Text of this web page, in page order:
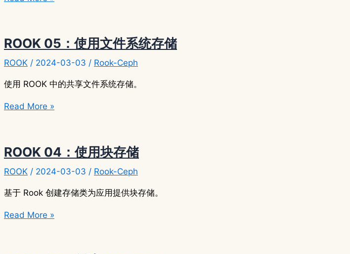
用
对
象
存
ROOK 05：使用文件系统存储
ROOK / 2024-03-03 / Rook-Ceph
使用 ROOK 中的共享文件系统存储。
ROOK
用
文
件
系
存
Read More »
ROOK 04：使用块存储
ROOK / 2024-03-03 / Rook-Ceph
基于 Rook 创建存储类为应用提供块存储。
ROOK
Read More »